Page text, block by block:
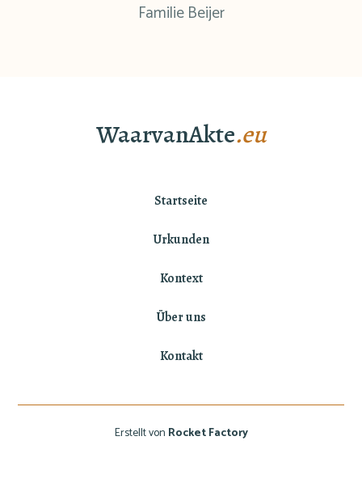
Familie Beijer
WaarvanAkte.eu
Startseite
Urkunden
Kontext
Über uns
Kontakt
Erstellt von Rocket Factory